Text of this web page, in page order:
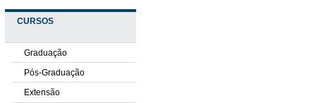
CURSOS
Graduação
Pós-Graduação
Extensão